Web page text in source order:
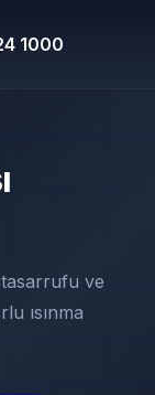
1000
tasarrufu ve
ısınma